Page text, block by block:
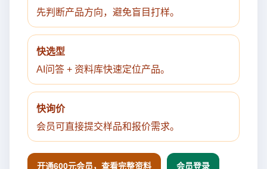
先判断产品方向，避免盲目打样。
快选型
AI问答 + 资料库快速定位产品。
快询价
会员可直接提交样品和报价需求。
开通600元会员，查看完整资料 会员登录